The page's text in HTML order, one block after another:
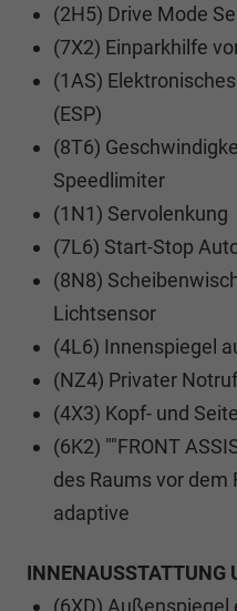
(2H5) Drive Mode
(7X2) Einparkhilfe
(1AS)
(ESP)
(8T6)
Speedlimiter
(1N1) Servolenkung
(7L6) Start-Stop
(8N8)
Lichtsensor
(4L6) Innenspiegel
(NZ4) Privater Notruf
(4X3) Kopf- und
(6K2) ""FRONT
des Raums vor dem
adaptive
INNENAUSSTATTUNG
(6XD)